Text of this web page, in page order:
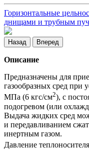
Горизонтальные
днищами и трубным
Назад Вперед
Описание
Предназначены для
газообразных сред при
МПа (6 кгс/см2), с
подогревом (или
Выдача жидких сред
и передавливанием
инертным газом.
Давление